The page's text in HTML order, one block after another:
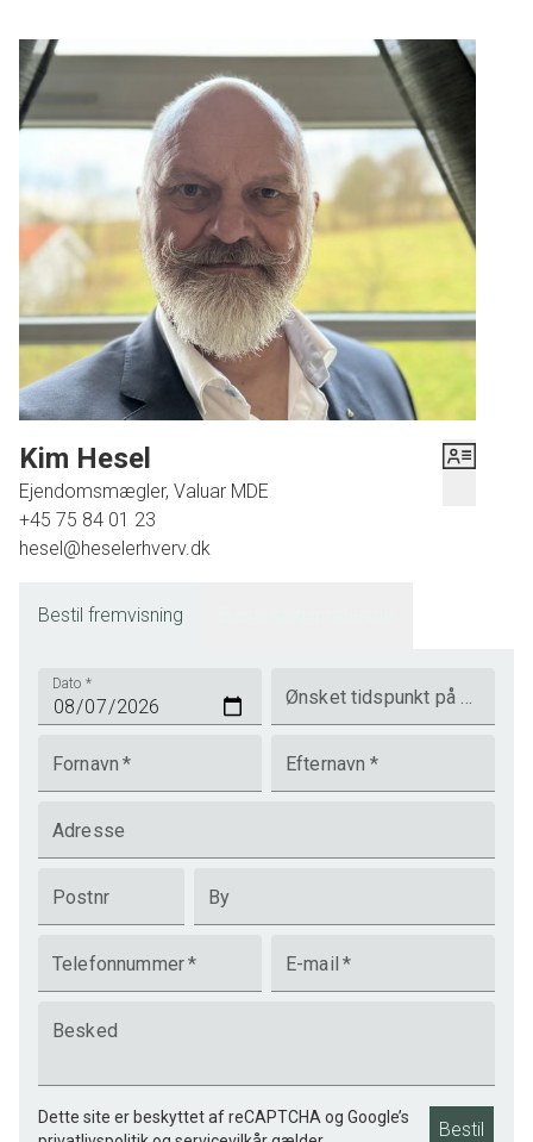
Kim Hesel
Ejendomsmægler, Valuar MDE
+45 75 84 01 23
hesel@heselerhverv.dk
Bestil fremvisning
Dato *
Ønsket tidspunkt på dagen
Fornavn * Efternavn *
Adresse
Postnr By
Telefonnummer* E-mail *
Besked
Dette site er beskyttet af reCAPTCHA og Google’s
Bestil